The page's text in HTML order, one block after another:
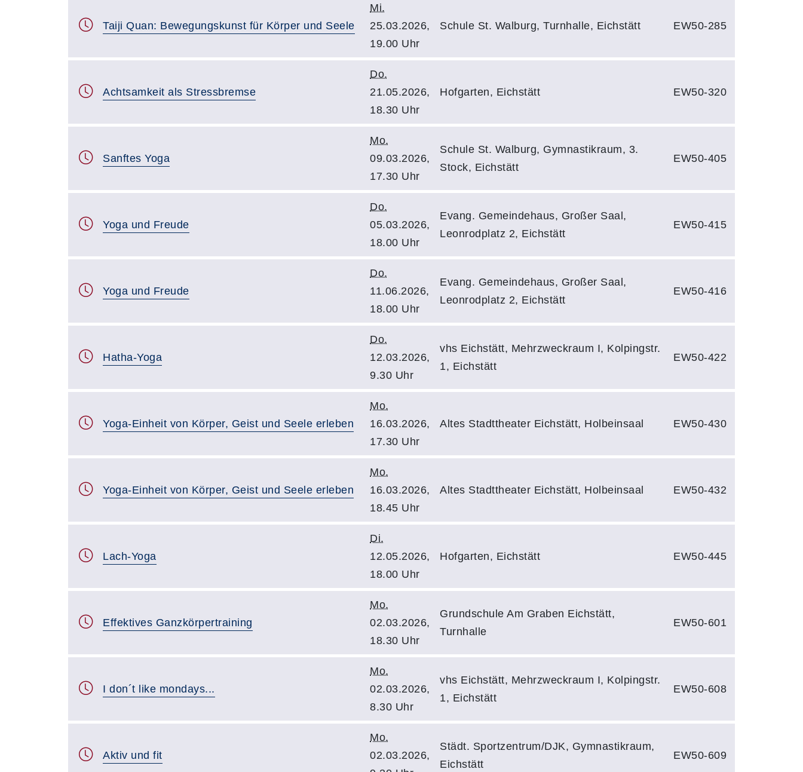
Taiji Quan: Bewegungskunst für Körper und Seele
Mi.
25.03.2026,
19.00 Uhr
Schule St. Walburg, Turnhalle, Eichstätt EW50-285
Achtsamkeit als Stressbremse
Do.
21.05.2026,
18.30 Uhr
Hofgarten, Eichstätt EW50-320
Sanftes Yoga
Mo.
09.03.2026,
17.30 Uhr
Schule St. Walburg, Gymnastikraum, 3.
Stock, Eichstätt
EW50-405
Yoga und Freude
Do.
05.03.2026,
18.00 Uhr
Evang. Gemeindehaus, Großer Saal,
Leonrodplatz 2, Eichstätt
EW50-415
Yoga und Freude
Do.
11.06.2026,
18.00 Uhr
Evang. Gemeindehaus, Großer Saal,
Leonrodplatz 2, Eichstätt
EW50-416
Hatha-Yoga
Do.
12.03.2026,
9.30 Uhr
vhs Eichstätt, Mehrzweckraum I, Kolpingstr.
1, Eichstätt
EW50-422
Yoga-Einheit von Körper, Geist und Seele erleben
Mo.
16.03.2026,
17.30 Uhr
Altes Stadttheater Eichstätt, Holbeinsaal EW50-430
Yoga-Einheit von Körper, Geist und Seele erleben
Mo.
16.03.2026,
18.45 Uhr
Altes Stadttheater Eichstätt, Holbeinsaal EW50-432
Lach-Yoga
Di.
12.05.2026,
18.00 Uhr
Hofgarten, Eichstätt EW50-445
Effektives Ganzkörpertraining
Mo.
02.03.2026,
18.30 Uhr
Grundschule Am Graben Eichstätt,
Turnhalle
EW50-601
I don´t like mondays...
Mo.
02.03.2026,
8.30 Uhr
vhs Eichstätt, Mehrzweckraum I, Kolpingstr.
1, Eichstätt
EW50-608
Aktiv und fit
Mo.
02.03.2026,
Städt. Sportzentrum/DJK, Gymnastikraum,
Eichstätt
EW50-609